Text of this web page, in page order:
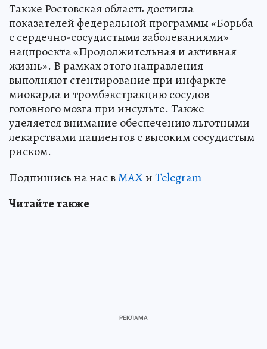
Также Ростовская область достигла
показателей федеральной программы «Борьба
с сердечно-сосудистыми заболеваниями»
нацпроекта «Продолжительная и активная
жизнь». В рамках этого направления
выполняют стентирование при инфаркте
миокарда и тромбэкстракцию сосудов
головного мозга при инсульте. Также
уделяется внимание обеспечению льготными
лекарствами пациентов с высоким сосудистым
риском.
Подпишись на нас вMAXиTelegram
Читайте также